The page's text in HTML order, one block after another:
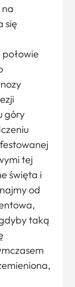
się
góry
tej
święta i
od
taką